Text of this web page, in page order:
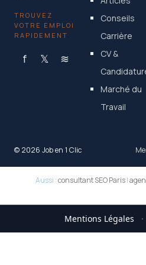
TROUVEZ
VOTRE EMPLOI
RAPIDEMENT
f 𝕏 ≋
Conseils
Carrière
CV &
Marché du
Travail
© 2026 Job en 1 Clic
Aussi :consultant SEO Paris|
Mentions Légales ·